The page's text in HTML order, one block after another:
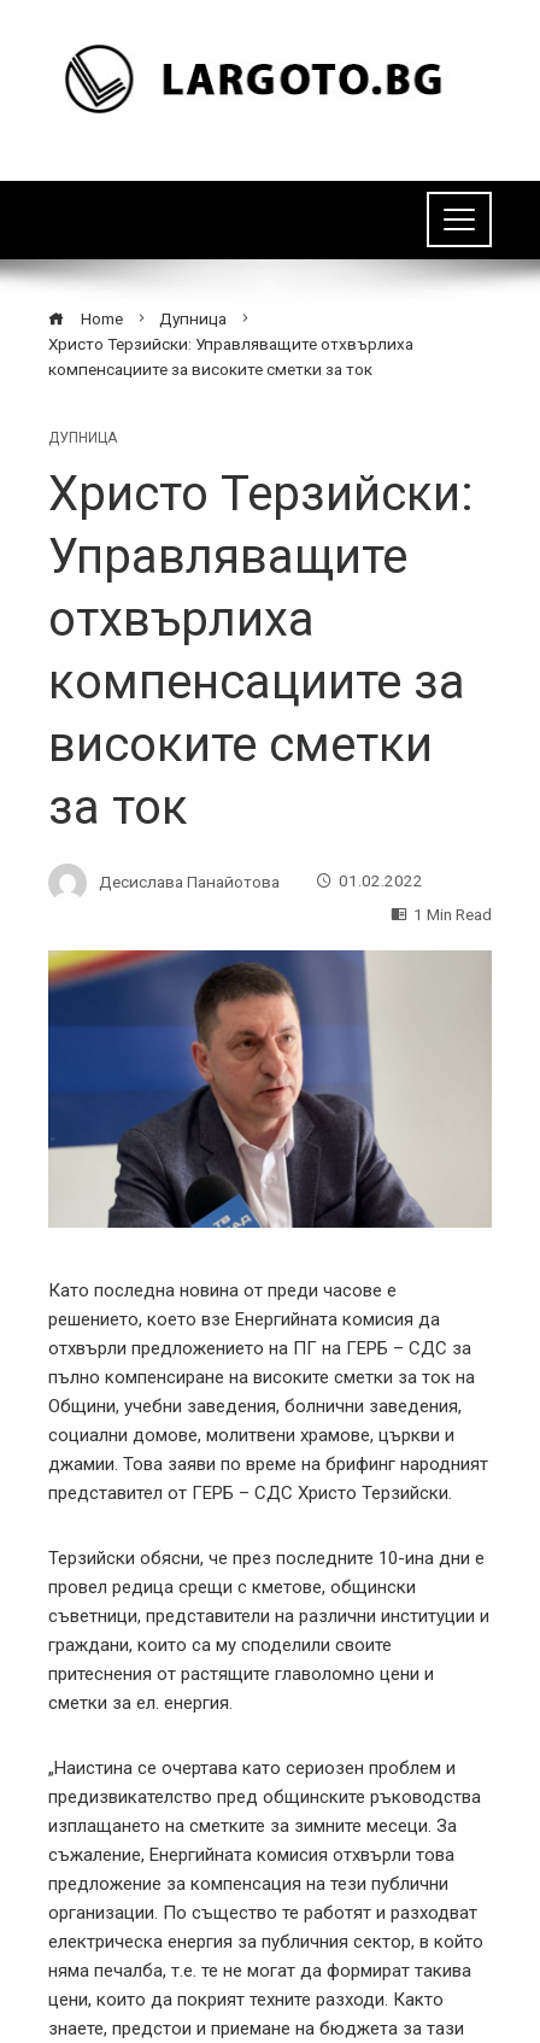
Home
Дупница
Христо Терзийски: Управляващите отхвърлиха
компенсациите за високите сметки за ток
ДУПНИЦА
Христо Терзийски:
Управляващите
отхвърлиха
компенсациите за
високите сметки
за ток
Десислава Панайотова
01.02.2022
1 Min Read
Като последна новина от преди часове е
решението, което взе Енергийната комисия да
отхвърли предложението на ПГ на ГЕРБ – СДС за
пълно компенсиране на високите сметки за ток на
Общини, учебни заведения, болнични заведения,
социални домове, молитвени храмове, църкви и
джамии. Това заяви по време на брифинг народният
представител от ГЕРБ – СДС Христо Терзийски.
Терзийски обясни, че през последните 10-ина дни е
провел редица срещи с кметове, общински
съветници, представители на различни институции и
граждани, които са му споделили своите
притеснения от растящите главоломно цени и
сметки за ел. енергия.
„Наистина се очертава като сериозен проблем и
предизвикателство пред общинските ръководства
изплащането на сметките за зимните месеци. За
съжаление, Енергийната комисия отхвърли това
предложение за компенсация на тези публични
организации. По същество те работят и разходват
електрическа енергия за публичния сектор, в който
няма печалба, т.е. те не могат да формират такива
цени, които да покрият техните разходи. Както
знаете, предстои и приемане на бюджета за тази